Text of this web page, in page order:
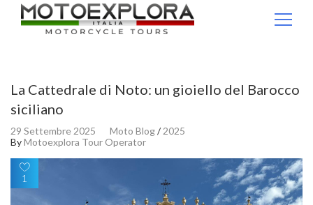
La Cattedrale di Noto: un gioiello del Barocco
siciliano
29 Settembre 2025 Moto Blog/2025
ByMotoexplora Tour Operator
1